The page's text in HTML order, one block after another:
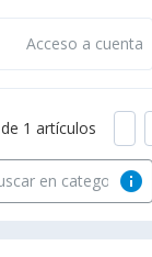
Acceso a cuenta
1 artículos
info